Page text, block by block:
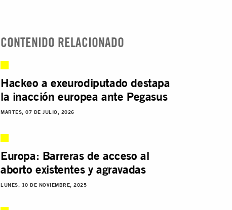
CONTENIDO RELACIONADO
Hackeo a exeurodiputado destapa
la inacción europea ante Pegasus
MARTES, 07 DE JULIO, 2026
Europa: Barreras de acceso al
aborto existentes y agravadas
LUNES, 10 DE NOVIEMBRE, 2025